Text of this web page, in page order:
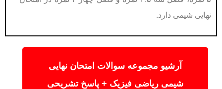
نهایی شیمی دارد.
آرشیو مجموعه سوالات امتحان نهایی
شیمی ریاضی فیزیک + پاسخ تشریحی